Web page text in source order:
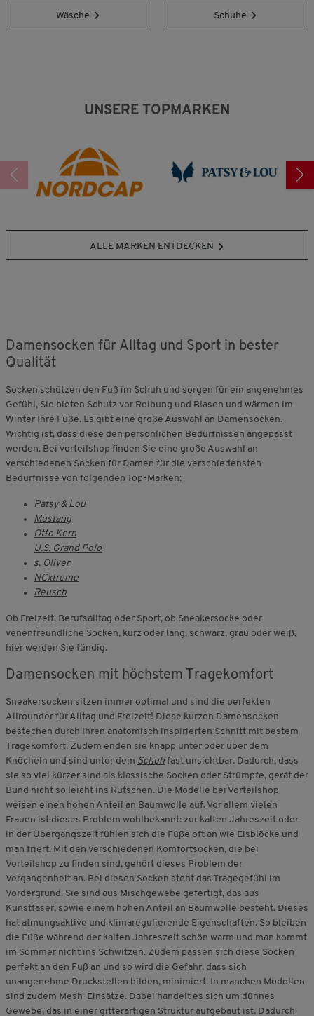
Wäsche Schuhe
UNSERE TOPMARKEN
ALLE MARKEN ENTDECKEN
Damensocken für Alltag und Sport in bester
Qualität
Socken schützen den Fuß im Schuh und sorgen für ein angenehmes
Gefühl, Sie bieten Schutz vor Reibung und Blasen und wärmen im
Winter Ihre Füße. Es gibt eine große Auswahl an Damensocken.
Wichtig ist, dass diese den persönlichen Bedürfnissen angepasst
werden. Bei Vorteilshop finden Sie eine große Auswahl an
verschiedenen Socken für Damen für die verschiedensten
Bedürfnisse von folgenden Top-Marken:
Patsy & Lou
Mustang
Otto Kern
U.S. Grand Polo
s. Oliver
NCxtreme
Reusch
Ob Freizeit, Berufsalltag oder Sport, ob Sneakersocke oder
venenfreundliche Socken, kurz oder lang, schwarz, grau oder weiß,
hier werden Sie fündig.
Damensocken mit höchstem Tragekomfort
Sneakersocken sitzen immer optimal und sind die perfekten
Allrounder für Alltag und Freizeit! Diese kurzen Damensocken
bestechen durch Ihren anatomisch inspirierten Schnitt mit bestem
Tragekomfort. Zudem enden sie knapp unter oder über dem
Knöcheln und sind unter dem Schuh fast unsichtbar. Dadurch, dass
sie so viel kürzer sind als klassische Socken oder Strümpfe, gerät der
Bund nicht so leicht ins Rutschen. Die Modelle bei Vorteilshop
weisen einen hohen Anteil an Baumwolle auf. Vor allem vielen
Frauen ist dieses Problem wohlbekannt: zur kalten Jahreszeit oder
in der Übergangszeit fühlen sich die Füße oft an wie Eisblöcke und
man friert. Mit den verschiedenen Komfortsocken, die bei
Vorteilshop zu finden sind, gehört dieses Problem der
Vergangenheit an. Bei diesen Socken steht das Tragegefühl im
Vordergrund. Sie sind aus Mischgewebe gefertigt, das aus
Kunstfaser, sowie einem hohen Anteil an Baumwolle besteht. Dieses
hat atmungsaktive und klimaregulierende Eigenschaften. So bleiben
die Füße während der kalten Jahreszeit schön warm und man kommt
im Sommer nicht ins Schwitzen. Zudem passen sich diese Socken
perfekt an den Fuß an und so wird die Gefahr, dass sich
unangenehme Druckstellen bilden, minimiert. In manchen Modellen
sind zudem Mesh-Einsätze. Dabei handelt es sich um dünnes
Gewebe, das in einer gitterartigen Struktur aufgebaut ist. Dadurch